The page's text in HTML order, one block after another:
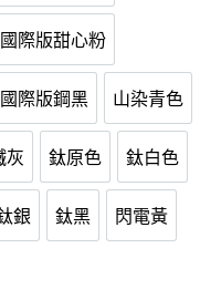
國際版甜心粉
國際版甜心粉
國際版鋼黑
國際版鋼黑山染青色
山染青色
灰
鐵灰 鈦原色
鈦原色 鈦白色
鈦白色
銀
鈦銀 鈦黑
鈦黑 閃電黃
閃電黃